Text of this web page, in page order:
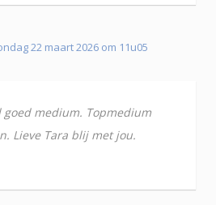
22 maart 2026 om 11u05
goed medium. Topmedium
Lieve Tara blij met jou.